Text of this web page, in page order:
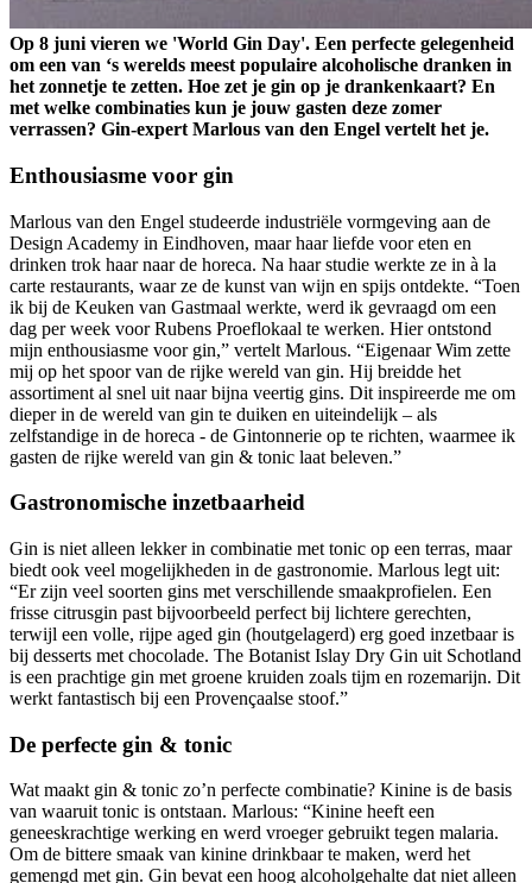
Op 8 juni vieren we 'World Gin Day'. Een perfecte gelegenheid
om een van ‘s werelds meest populaire alcoholische dranken in
het zonnetje te zetten. Hoe zet je gin op je drankenkaart? En
met welke combinaties kun je jouw gasten deze zomer
verrassen? Gin-expert Marlous van den Engel vertelt het je.
Enthousiasme voor gin
Marlous van den Engel studeerde industriële vormgeving aan de
Design Academy in Eindhoven, maar haar liefde voor eten en
drinken trok haar naar de horeca. Na haar studie werkte ze in à la
carte restaurants, waar ze de kunst van wijn en spijs ontdekte. “Toen
ik bij de Keuken van Gastmaal werkte, werd ik gevraagd om een
dag per week voor Rubens Proeflokaal te werken. Hier ontstond
mijn enthousiasme voor gin,” vertelt Marlous. “Eigenaar Wim zette
mij op het spoor van de rijke wereld van gin. Hij breidde het
assortiment al snel uit naar bijna veertig gins. Dit inspireerde me om
dieper in de wereld van gin te duiken en uiteindelijk – als
zelfstandige in de horeca - de Gintonnerie op te richten, waarmee ik
gasten de rijke wereld van gin & tonic laat beleven.”
Gastronomische inzetbaarheid
Gin is niet alleen lekker in combinatie met tonic op een terras, maar
biedt ook veel mogelijkheden in de gastronomie. Marlous legt uit:
“Er zijn veel soorten gins met verschillende smaakprofielen. Een
frisse citrusgin past bijvoorbeeld perfect bij lichtere gerechten,
terwijl een volle, rijpe aged gin (houtgelagerd) erg goed inzetbaar is
bij desserts met chocolade. The Botanist Islay Dry Gin uit Schotland
is een prachtige gin met groene kruiden zoals tijm en rozemarijn. Dit
werkt fantastisch bij een Provençaalse stoof.”
De perfecte gin & tonic
Wat maakt gin & tonic zo’n perfecte combinatie? Kinine is de basis
van waaruit tonic is ontstaan. Marlous: “Kinine heeft een
geneeskrachtige werking en werd vroeger gebruikt tegen malaria.
Om de bittere smaak van kinine drinkbaar te maken, werd het
gemengd met gin. Gin bevat een hoog alcoholgehalte dat niet alleen